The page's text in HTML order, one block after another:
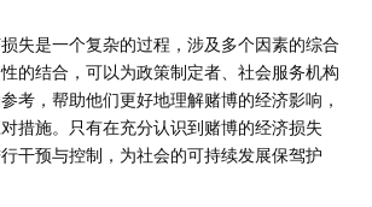
失是一个复杂的过程，涉及多个因素的综合
的结合，可以为政策制定者、社会服务机构
考，帮助他们更好地理解赌博的经济影响，
措施。只有在充分认识到赌博的经济损失
干预与控制，为社会的可持续发展保驾护